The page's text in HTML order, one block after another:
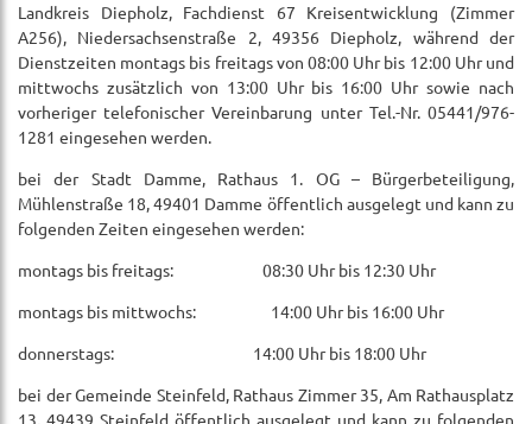
Landkreis Diepholz, Fachdienst 67 Kreisentwicklung (Zimmer
A256), Niedersachsenstraße 2, 49356 Diepholz, während der
Dienstzeiten montags bis freitags von 08:00 Uhr bis 12:00 Uhr und
mittwochs zusätzlich von 13:00 Uhr bis 16:00 Uhr sowie nach
vorheriger telefonischer Vereinbarung unter Tel.-Nr. 05441/976-
1281 eingesehen werden.
bei der Stadt Damme, Rathaus 1. OG – Bürgerbeteiligung,
Mühlenstraße 18, 49401 Damme öffentlich ausgelegt und kann zu
folgenden Zeiten eingesehen werden:
montags bis freitags: 08:30 Uhr bis 12:30 Uhr
montags bis mittwochs: 14:00 Uhr bis 16:00 Uhr
donnerstags: 14:00 Uhr bis 18:00 Uhr
bei der Gemeinde Steinfeld, Rathaus Zimmer 35, Am Rathausplatz
13, 49439 Steinfeld öffentlich ausgelegt und kann zu folgenden